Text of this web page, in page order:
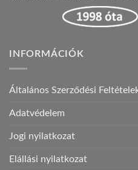
INFORMÁCIÓK
Általános Szerződési
Adatvédelem
Jogi nyilatkozat
Elállási nyilatkozat